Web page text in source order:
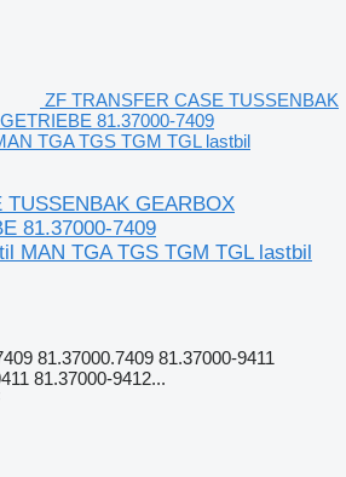
ZF TRANSFER CASE TUSSENBAK
81.37000-7409
TGA TGS TGM TGL lastbil
GEARBOX
81.37000-7409
MAN TGA TGS TGM TGL lastbil
81.37000.7409 81.37000-9411
81.37000-9412...